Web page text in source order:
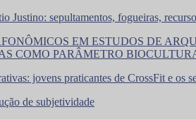
Justino: sepultamentos, fogueiras,
EM ESTUDOS DE
COMO PARÂMETRO
jovens praticantes de CrossFit e os
de subjetividade